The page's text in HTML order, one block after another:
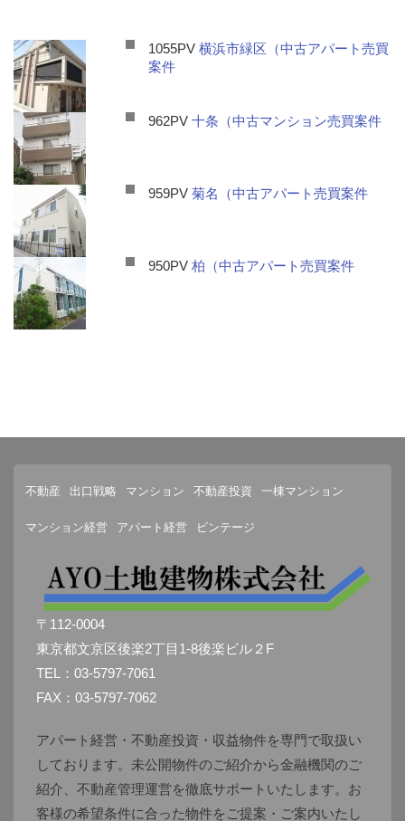
1055PV横浜市緑区（中古アパート売買
案件
962PV十条（中古マンション売買案件
959PV菊名（中古アパート売買案件
950PV柏（中古アパート売買案件
不動産 出口戦略 マンション 不動産投資 一棟マンション
マンション経営 アパート経営 ビンテージ
〒112-0004
東京都文京区後楽2丁目1-8後楽ビル２F
TEL：03-5797-7061
FAX：03-5797-7062
アパート経営・不動産投資・収益物件を専門で取扱い
しております。未公開物件のご紹介から金融機関のご
紹介、不動産管理運営を徹底サポートいたします。お
客様の希望条件に合った物件をご提案・ご案内いたし